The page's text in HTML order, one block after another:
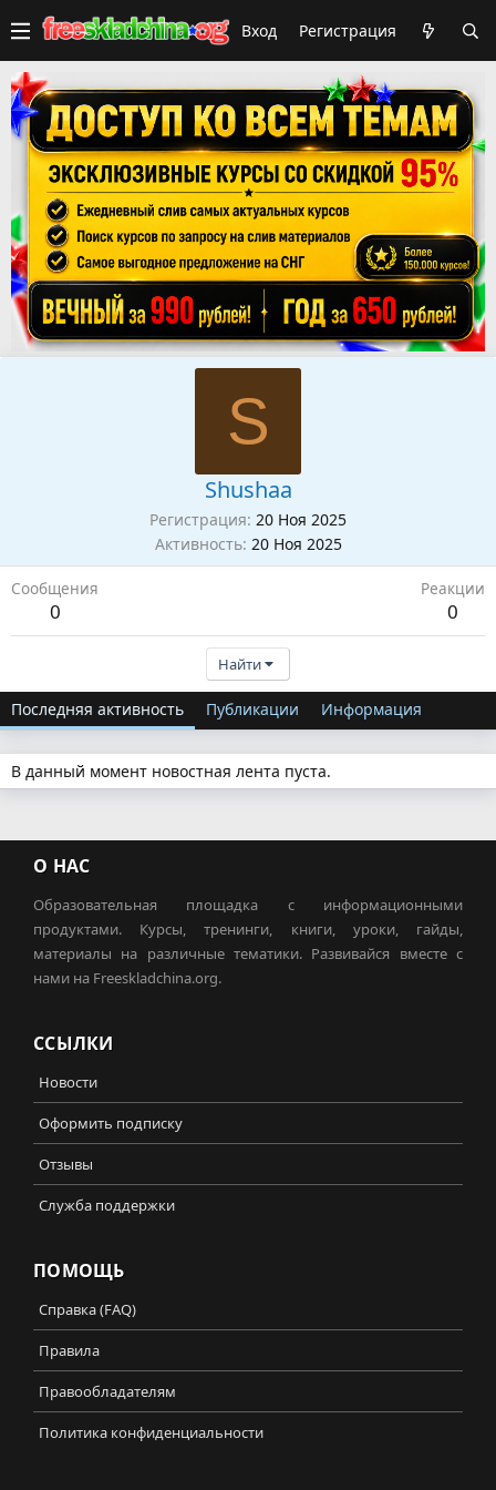
Вход Регистрация
S
Shushaa
Регистрация 20 Ноя 2025
Активность 20 Ноя 2025
Сообщения
0
Реакции
0
Найти
Последняя активность Публикации Информация
В данный момент новостная лента пуста.
О НАС
Образовательная площадка с информационными
продуктами. Курсы, тренинги, книги, уроки, гайды,
материалы на различные тематики. Развивайся вместе с
нами на Freeskladchina.org.
ССЫЛКИ
Новости
Оформить подписку
Отзывы
Служба поддержки
ПОМОЩЬ
Справка (FAQ)
Правила
Правообладателям
Политика конфиденциальности